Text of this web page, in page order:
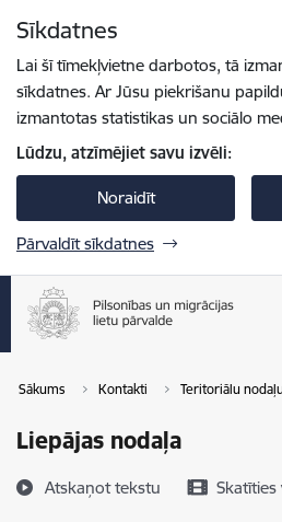
Sīkdatnes
Lai šī tīmekļvietne darbotos, tā
sīkdatnes. Ar Jūsu piekrišanu
izmantotas statistikas un sociālo
Lūdzu, atzīmējiet savu izvēli:
Noraidīt
Pārvaldīt sīkdatnes
Sākums Kontakti Teritoriālu
Liepājas nodaļa
Atskaņot tekstu